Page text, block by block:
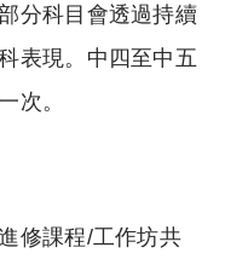
分科目會透過持續
表現。中四至中五
次。
修課程/工作坊共